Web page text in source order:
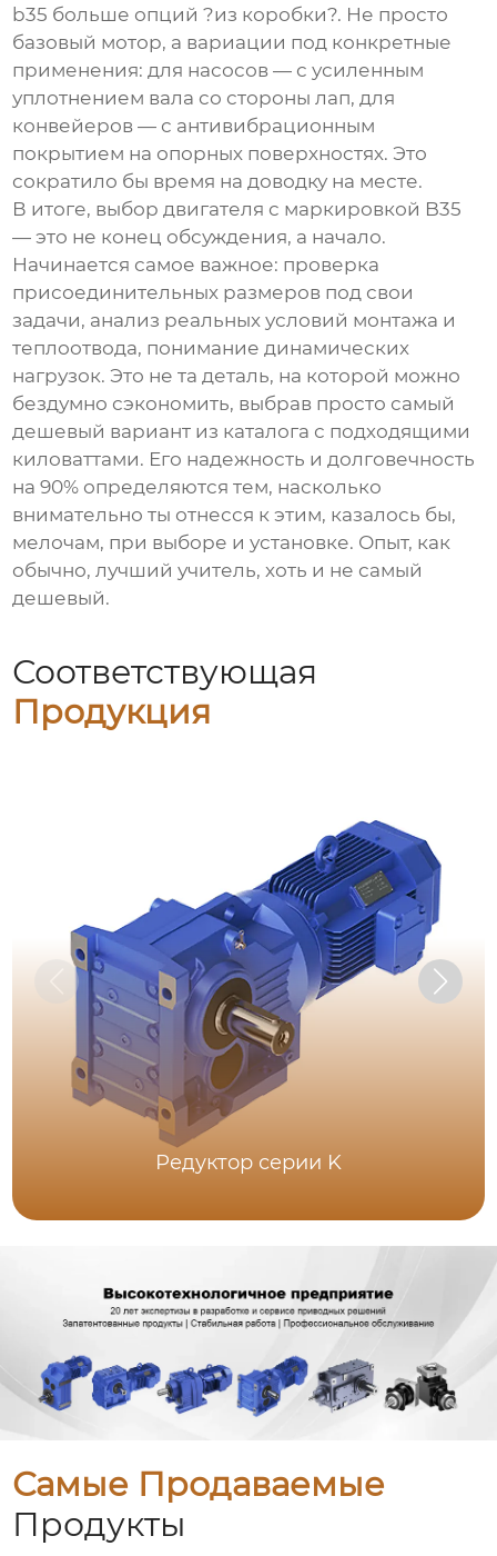
b35 больше опций ?из коробки?. Не просто
базовый мотор, а вариации под конкретные
применения: для насосов — с усиленным
уплотнением вала со стороны лап, для
конвейеров — с антивибрационным
покрытием на опорных поверхностях. Это
сократило бы время на доводку на месте.
В итоге, выбор двигателя с маркировкой B35
— это не конец обсуждения, а начало.
Начинается самое важное: проверка
присоединительных размеров под свои
задачи, анализ реальных условий монтажа и
теплоотвода, понимание динамических
нагрузок. Это не та деталь, на которой можно
бездумно сэкономить, выбрав просто самый
дешевый вариант из каталога с подходящими
киловаттами. Его надежность и долговечность
на 90% определяются тем, насколько
внимательно ты отнесся к этим, казалось бы,
мелочам, при выборе и установке. Опыт, как
обычно, лучший учитель, хоть и не самый
дешевый.
Соответствующая
Продукция
Редуктор серии K
Самые Продаваемые
Продукты